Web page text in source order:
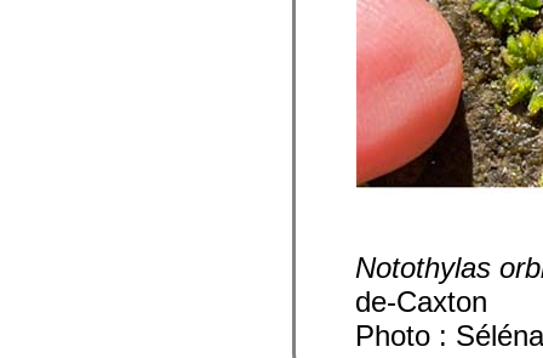
Notothylas
de-Caxton
Photo :